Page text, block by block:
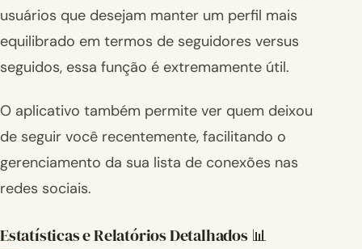
usuários que desejam manter um perfil mais
equilibrado em termos de seguidores versus
seguidos, essa função é extremamente útil.
O aplicativo também permite ver quem deixou
de seguir você recentemente, facilitando o
gerenciamento da sua lista de conexões nas
redes sociais.
Estatísticas e Relatórios Detalhados 📊